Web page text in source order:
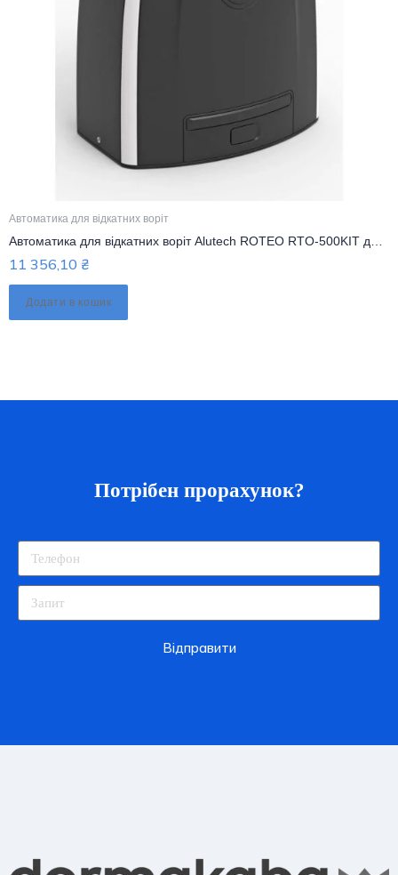
Автоматика для відкатних воріт
11 356,10 ₴
Додати в кошик
Потрібен прорахунок?
Відправити